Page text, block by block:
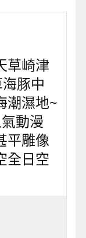
草崎津
豚中
潮濕地~
動漫
平雕像
全日空